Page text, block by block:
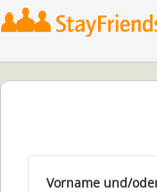
Vorname und/